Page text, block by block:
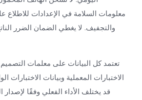
معلومات السلامة في الإعدادات للاطلاع
والتجفيف. لا يغطي الضمان الضرر
الاختبارات المعملية وبيانات الاختبارات
قد يختلف الأداء الفعلي وفقًا لإصدار